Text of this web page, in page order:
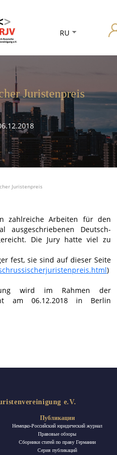
RU
Juristenpreis
Juristenpreis
zahlreiche Arbeiten für den
ausgeschriebenen Deutsch-
Die Jury hatte viel zu
fest, sie sind auf dieser Seite
)
wird im Rahmen der
am 06.12.2018 in Berlin
e.V.
Публикации
Немецко-Российский юридический журнал
Правовые обзоры
Сборники статей по праву Германии
Ceрия публикаций